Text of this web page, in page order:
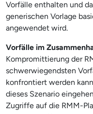
Vorfälle enthalten und
generischen Vorlage
angewendet wird.
Vorfälle im
Kompromittierung der
schwerwiegendsten
konfrontiert werden
dieses Szenario
Zugriffe auf die RMM-